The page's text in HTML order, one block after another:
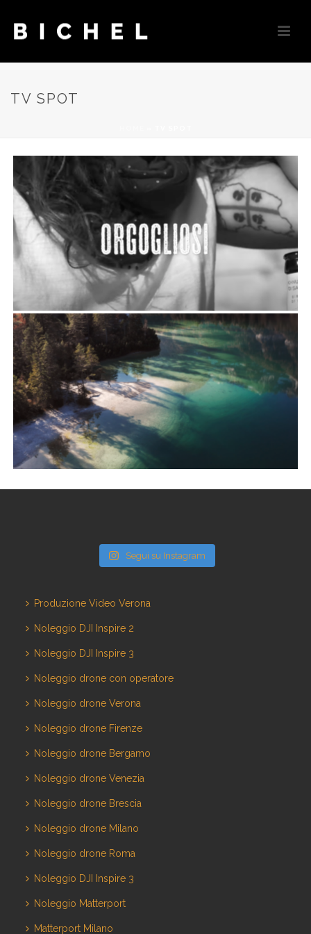
TV SPOT
SPOT TV ICHNUSA
TV SPOT
PRODECO PHARMA IMMUNOBOX
Segui su Instagram
Produzione Video Verona
Noleggio DJI Inspire 2
Noleggio DJI Inspire 3
Noleggio drone con operatore
Noleggio drone Verona
Noleggio drone Firenze
Noleggio drone Bergamo
Noleggio drone Venezia
Noleggio drone Brescia
Noleggio drone Milano
Noleggio drone Roma
Noleggio DJI Inspire 3
Noleggio Matterport
Matterport Milano